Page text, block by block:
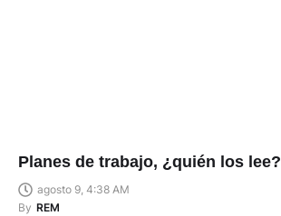
Planes de trabajo, ¿quién los lee?
agosto 9, 4:38 AM
By REM